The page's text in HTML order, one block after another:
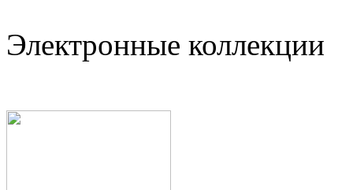
Электронные коллекции